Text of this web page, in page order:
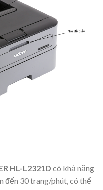
HL-L2321D có khả năng
đến 30 trang/phút, có thể